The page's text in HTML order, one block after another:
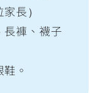
長）
長褲、襪子
。